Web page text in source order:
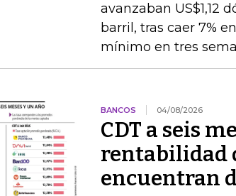
avanzaban US$1,12
barril, tras caer 7%
mínimo en tres
BANCOS 04/08/2026
CDT a seis
rentabilidad
encuentran